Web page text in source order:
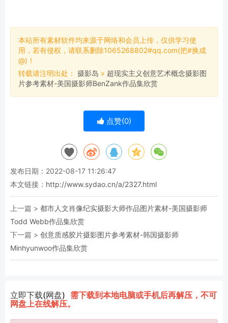
本站所有素材软件均来源于网络和会员上传，仅供学习使
用，若有侵权，请联系删除1065268802#qq.com(把#换成
@)！
转载请注明出处： 摄影岛 » 超现实主义创意艺术概念摄影图
片参考素材-美国摄影师BenZank作品集欣赏
点赞(0)
发布日期：2022-08-17 11:26:47
本文链接： http://www.sydao.cn/a/2327.html
上一篇 > 都市人文肖像纪实摄影大师作品图片素材-美国摄影师
Todd Webb作品集欣赏
下一篇 > 创意质感胶片摄影图片参考素材-韩国摄影师
Minhyunwoo作品集欣赏
立即下载(网盘) 需下载到本地电脑或手机后再解压，不可
网盘上在线解压。